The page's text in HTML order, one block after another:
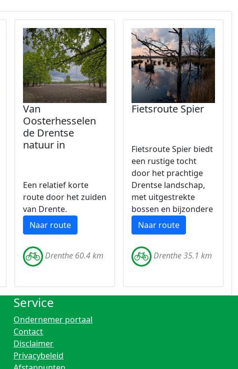
Van
Oosterhesselen
de Drentse
natuur in
Een relatief korte
route door het zuiden
van Drente.
Naar route
Drenthe 60.4 km
Fietsroute Spier
Fietsroute Spier biedt
een rustige tocht
door het prachtige
Drentse landschap,
met uitgestrekte
bossen en bijzondere
dorpjes.
Naar route
Drenthe 35.1 km
Service
Ondernemer portaal
Contact
Disclaimer
Privacybeleid